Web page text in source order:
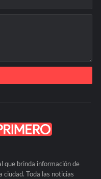
que brinda información de
ciudad. Toda las noticias